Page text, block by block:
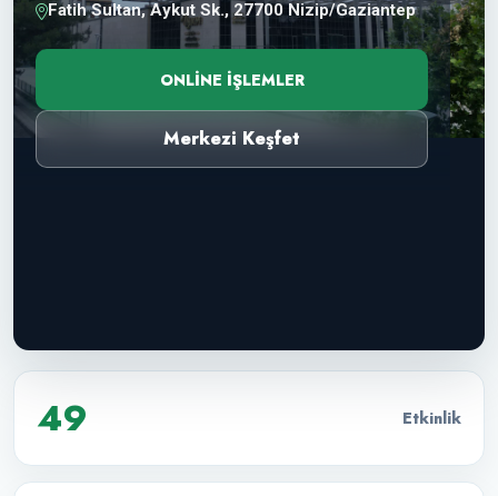
Fatih Sultan, Aykut Sk., 27700 Nizip/Gaziantep
ONLINE İŞLEMLER
Merkezi Keşfet
49 Etkinlik